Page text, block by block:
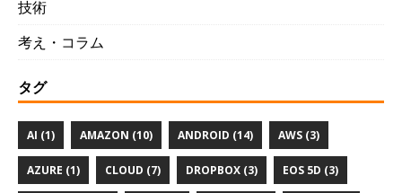
技術
考え・コラム
タグ
AI (1) AMAZON (10) ANDROID (14) AWS (3)
AZURE (1) CLOUD (7) DROPBOX (3) EOS 5D (3)